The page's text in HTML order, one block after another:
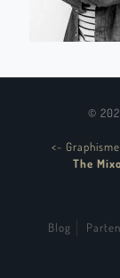
©
<-
The
Blog